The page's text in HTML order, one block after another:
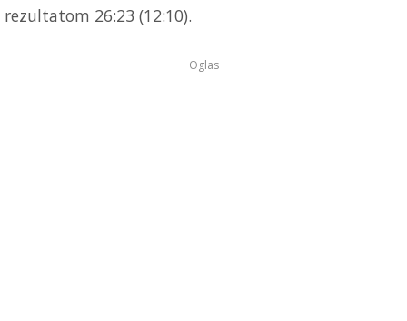
rezultatom 26:23 (12:10).
Oglas